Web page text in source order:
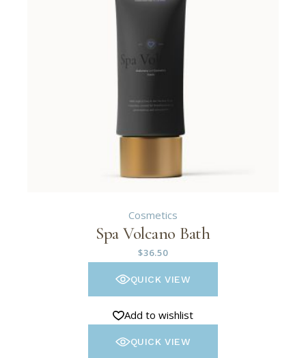
Cosmetics
Spa Volcano Bath
$36.50
QUICK VIEW
Add to wishlist
QUICK VIEW